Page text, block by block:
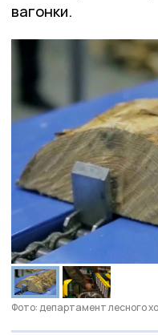
вагонки.
Фото: департамент лесного